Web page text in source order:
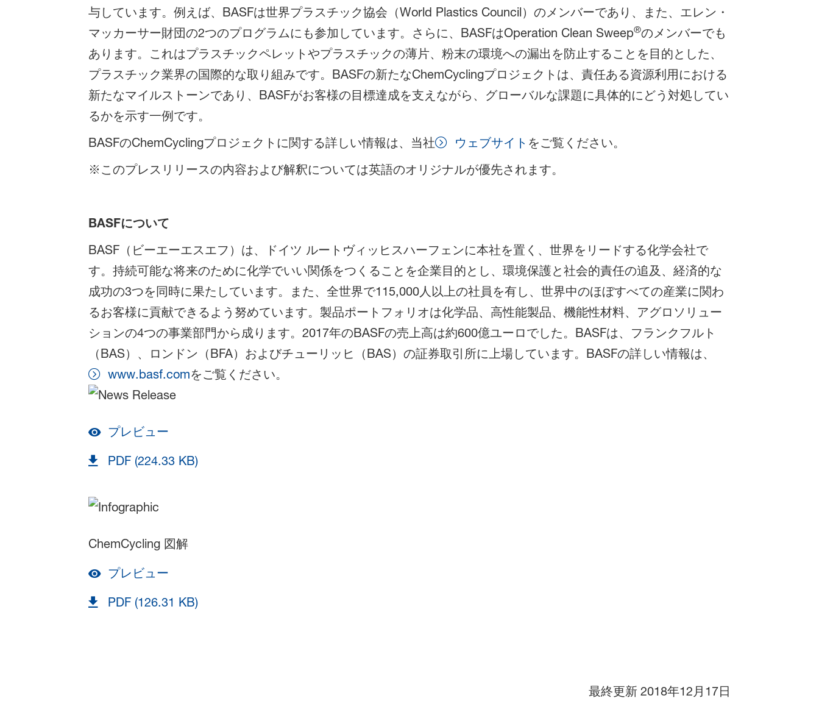
与しています。例えば、BASFは世界プラスチック協会（World Plastics Council）のメンバーであり、また、エレン・
マッカーサー財団の2つのプログラムにも参加しています。さらに、BASFはOperation Clean Sweep®のメンバーでも
あります。これはプラスチックペレットやプラスチックの薄片、粉末の環境への漏出を防止することを目的とした、
プラスチック業界の国際的な取り組みです。BASFの新たなChemCyclingプロジェクトは、責任ある資源利用における
新たなマイルストーンであり、BASFがお客様の目標達成を支えながら、グローバルな課題に具体的にどう対処してい
るかを示す一例です。
BASFのChemCyclingプロジェクトに関する詳しい情報は、当社
ウェブサイト をご覧ください。
※このプレスリリースの内容および解釈については英語のオリジナルが優先されます。
BASFについて
BASF（ビーエーエスエフ）は、ドイツ ルートヴィッヒスハーフェンに本社を置く、世界をリードする化学会社で
す。持続可能な将来のために化学でいい関係をつくることを企業目的とし、環境保護と社会的責任の追及、経済的な
成功の3つを同時に果たしています。また、全世界で115,000人以上の社員を有し、世界中のほぼすべての産業に関わ
るお客様に貢献できるよう努めています。製品ポートフォリオは化学品、高性能製品、機能性材料、アグロソリュー
ションの4つの事業部門から成ります。2017年のBASFの売上高は約600億ユーロでした。BASFは、フランクフルト
（BAS）、ロンドン（BFA）およびチューリッヒ（BAS）の証券取引所に上場しています。BASFの詳しい情報は、
www.basf.comをご覧ください。
プレビュー
PDF (224.33 KB)
ChemCycling 図解
プレビュー
PDF (126.31 KB)
最終更新 2018年12月17日